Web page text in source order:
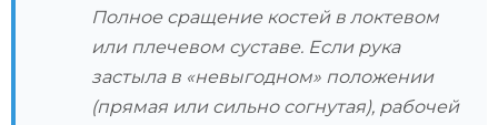
Полное сращение костей в локтевом
или плечевом суставе. Если рука
застыла в «невыгодном» положении
(прямая или сильно согнутая), рабочей